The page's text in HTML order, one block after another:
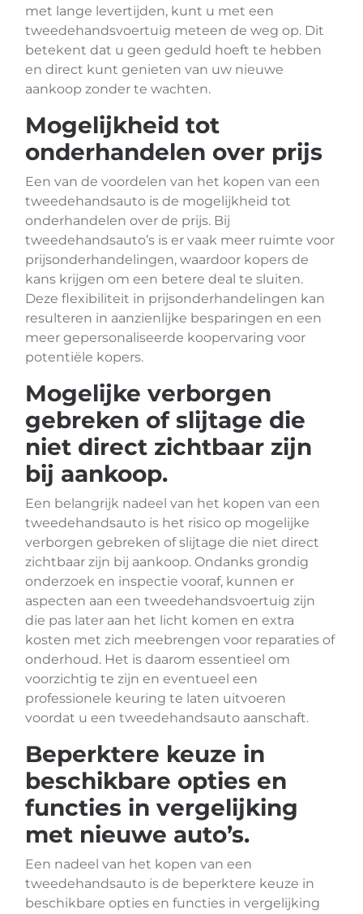
met lange levertijden, kunt u met een
tweedehandsvoertuig meteen de weg op. Dit
betekent dat u geen geduld hoeft te hebben
en direct kunt genieten van uw nieuwe
aankoop zonder te wachten.
Mogelijkheid tot
onderhandelen over prijs
Een van de voordelen van het kopen van een
tweedehandsauto is de mogelijkheid tot
onderhandelen over de prijs. Bij
tweedehandsauto’s is er vaak meer ruimte voor
prijsonderhandelingen, waardoor kopers de
kans krijgen om een betere deal te sluiten.
Deze flexibiliteit in prijsonderhandelingen kan
resulteren in aanzienlijke besparingen en een
meer gepersonaliseerde koopervaring voor
potentiële kopers.
Mogelijke verborgen
gebreken of slijtage die
niet direct zichtbaar zijn
bij aankoop.
Een belangrijk nadeel van het kopen van een
tweedehandsauto is het risico op mogelijke
verborgen gebreken of slijtage die niet direct
zichtbaar zijn bij aankoop. Ondanks grondig
onderzoek en inspectie vooraf, kunnen er
aspecten aan een tweedehandsvoertuig zijn
die pas later aan het licht komen en extra
kosten met zich meebrengen voor reparaties of
onderhoud. Het is daarom essentieel om
voorzichtig te zijn en eventueel een
professionele keuring te laten uitvoeren
voordat u een tweedehandsauto aanschaft.
Beperktere keuze in
beschikbare opties en
functies in vergelijking
met nieuwe auto’s.
Een nadeel van het kopen van een
tweedehandsauto is de beperktere keuze in
beschikbare opties en functies in vergelijking